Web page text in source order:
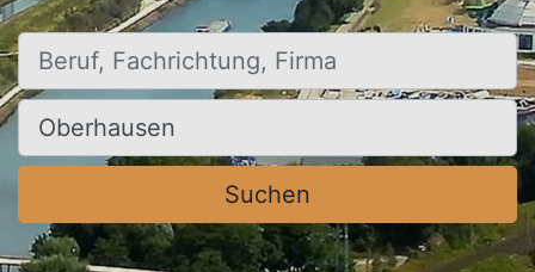
Beruf, Fachrichtung, Firma
Ort, Stadt
Suchen